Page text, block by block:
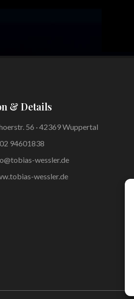
& Details
56 · 42369 Wuppertal
94601838
wessler.de
wessler.de